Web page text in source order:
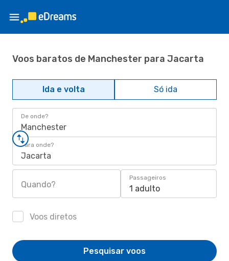
Voos baratos de Manchester para Jacarta
Ida e volta Só ida
De onde?
Manchester
Para onde?
Jacarta
Quando?
Passageiros
1 adulto
Voos diretos
Pesquisar voos